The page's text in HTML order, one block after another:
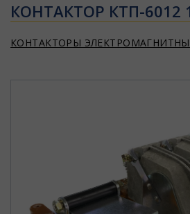
КОНТАКТОР КТП-6012
КОНТАКТОРЫ